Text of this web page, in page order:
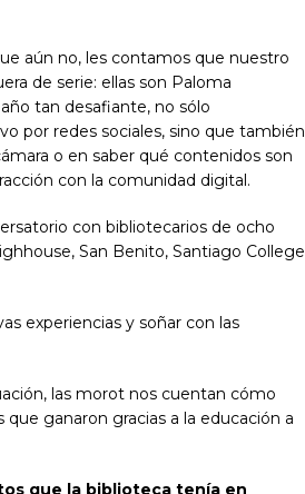
aún no, les contamos que nuestro
de serie: ellas son Paloma
tan desafiante, no sólo
por redes sociales, sino que también
o en saber qué contenidos son
con la comunidad digital.
con bibliotecarios de ocho
San Benito, Santiago College
experiencias y soñar con las
las morot nos cuentan cómo
ganaron gracias a la educación a
que la biblioteca tenía en